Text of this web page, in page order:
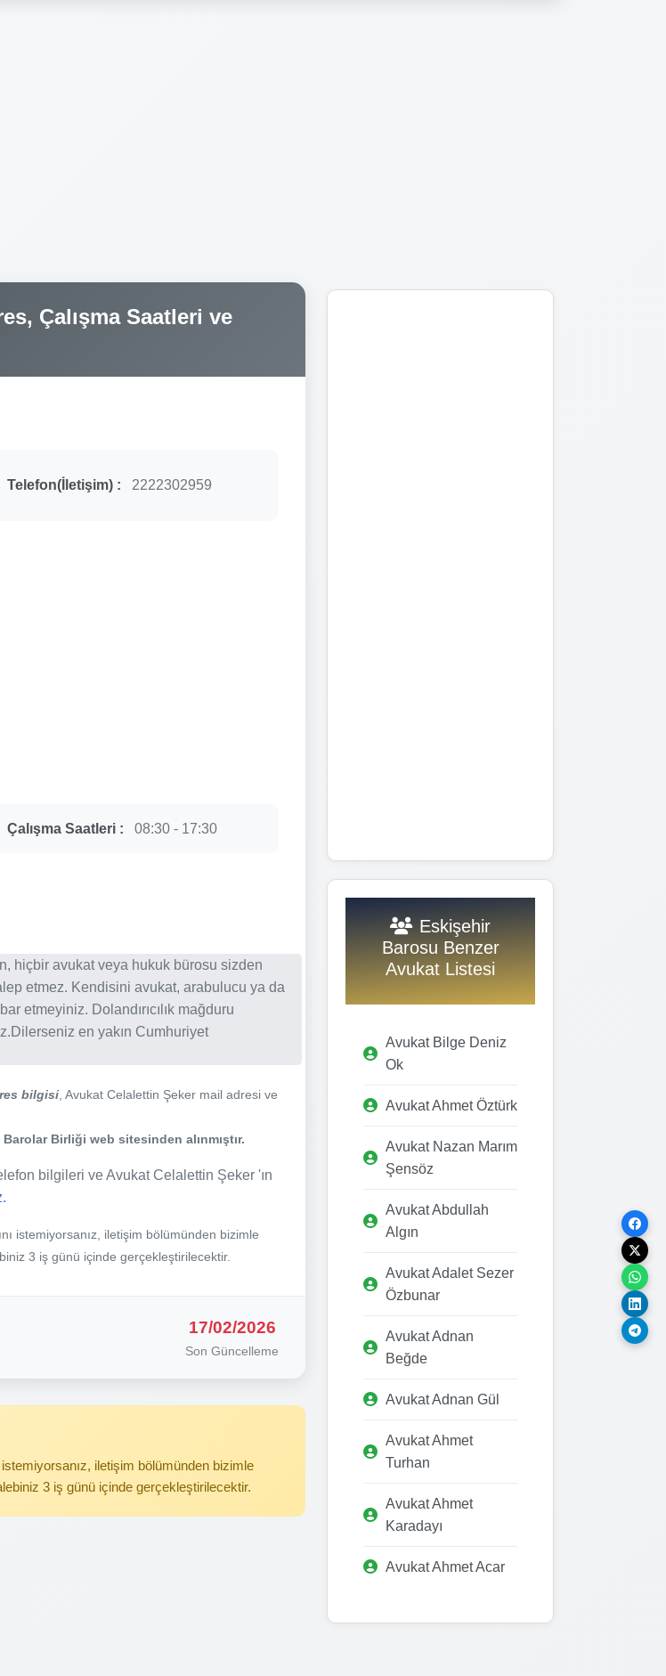
Çalışma Saatleri ve
Telefon(İletişim) : 2222302959
Çalışma Saatleri : 08:30 - 17:30
hiçbir avukat veya hukuk bürosu sizden
etmez. Kendisini avukat, arabulucu ya da
etmeyiniz. Dolandırıcılık mağduru
en yakın Cumhuriyet
bilgisi , Avukat Celalettin Şeker mail adresi ve
Birliği web sitesinden alınmıştır.
bilgileri ve Avukat Celalettin Şeker 'ın
istemiyorsanız, iletişim bölümünden bizimle
3 iş günü içinde gerçekleştirilecektir.
17/02/2026
Son Güncelleme
iletişim bölümünden bizimle
3 iş günü içinde gerçekleştirilecektir.
Eskişehir
Barosu Benzer
Avukat Listesi
Avukat Bilge Deniz
Ok
Avukat Ahmet Öztürk
Avukat Nazan Marım
Şensöz
Avukat Abdullah
Algın
Avukat Adalet Sezer
Özbunar
Avukat Adnan
Beğde
Avukat Adnan Gül
Avukat Ahmet
Turhan
Avukat Ahmet
Karadayı
Avukat Ahmet Acar